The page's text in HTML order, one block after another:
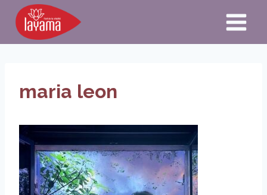
Aller
contenu
maria leon